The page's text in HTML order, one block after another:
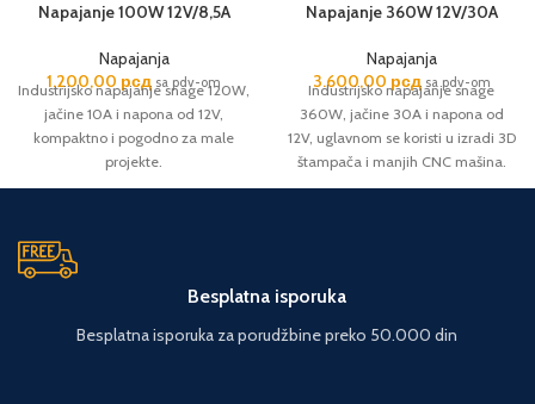
Napajanje 100W 12V/8,5A
Napajanja
1.200,00 рсд sa pdv-om
Industrijsko napajanje snage 120W,
jačine 10A i napona od 12V,
kompaktno i pogodno za male
projekte.
Napajanje 360W 12V/30A
Napajanja
3.600,00 рсд sa pdv-om
Industrijsko napajanje snage
360W, jačine 30A i napona od
12V, uglavnom se koristi u izradi 3D
štampača i manjih CNC mašina.
Besplatna isporuka
Besplatna isporuka za porudžbine preko 50.000 din